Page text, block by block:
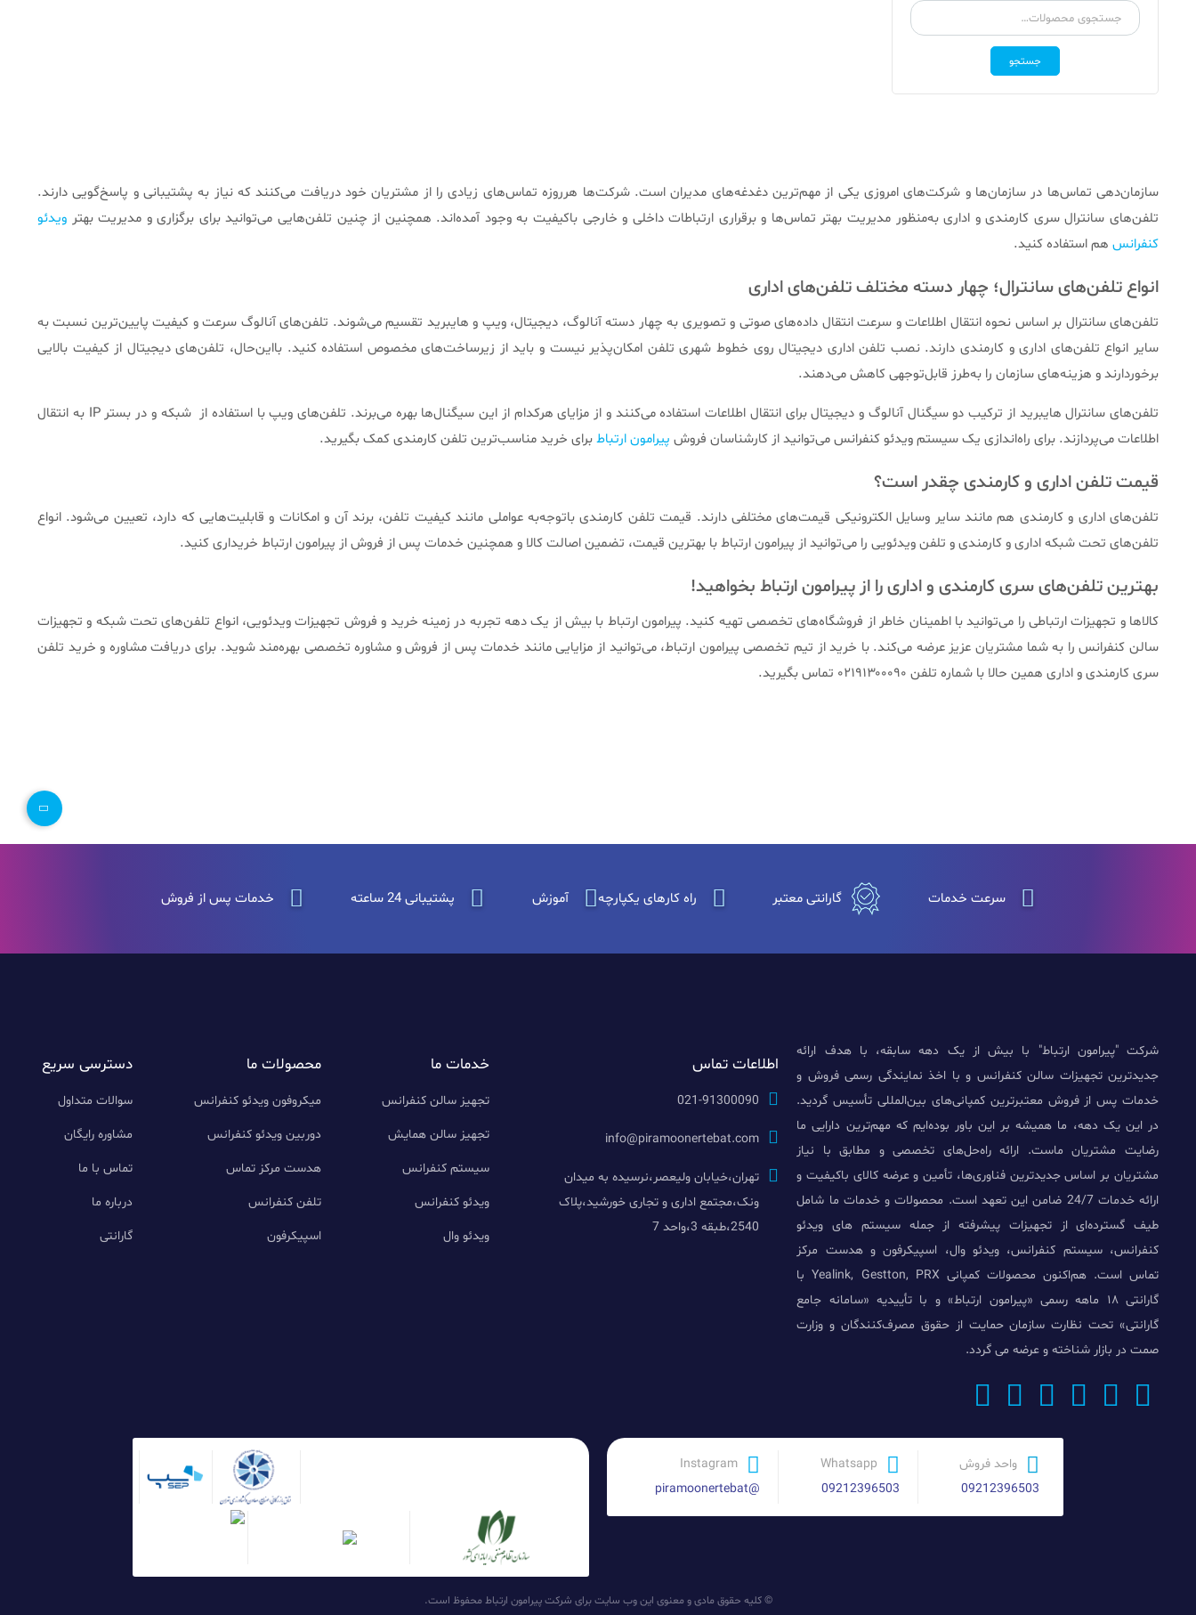
جستجو
برای:
جستجو
سازمان‌دهی تماس‌ها در سازمان‌ها و شرکت‌های امروزی یکی از مهم‌ترین دغدغه‌های مدیران است. شرکت‌ها هرروزه تماس‌های زیادی را از مشتریان خود دریافت می‌کنند که نیاز به پشتیبانی و پاسخ‌گویی دارند.
تلفن‌های سانترال سری کارمندی و اداری به‌منظور مدیریت بهتر تماس‌ها و برقراری ارتباطات داخلی و خارجی باکیفیت به وجود آمده‌اند. همچنین از چنین تلفن‌هایی می‌توانید برای برگزاری و مدیریت بهتر ویدئو
کنفرانس هم استفاده کنید.
انواع تلفن‌های سانترال؛ چهار دسته مختلف تلفن‌های اداری
تلفن‌های سانترال بر اساس نحوه انتقال اطلاعات و سرعت انتقال داده‌های صوتی و تصویری به چهار دسته آنالوگ، دیجیتال، ویپ و هایبرید تقسیم می‌شوند. تلفن‌های آنالوگ سرعت و کیفیت پایین‌ترین نسبت به
سایر انواع تلفن‌های اداری و کارمندی دارند. نصب تلفن اداری دیجیتال روی خطوط شهری تلفن امکان‌پذیر نیست و باید از زیرساخت‌های مخصوص استفاده کنید. بااین‌حال، تلفن‌های دیجیتال از کیفیت بالایی
برخوردارند و هزینه‌های سازمان را به‌طرز قابل‌توجهی کاهش می‌دهند.
تلفن‌های سانترال هایبرید از ترکیب دو سیگنال آنالوگ و دیجیتال برای انتقال اطلاعات استفاده می‌کنند و از مزایای هرکدام از این سیگنال‌ها بهره می‌برند. تلفن‌های ویپ با استفاده از شبکه و در بستر IP به انتقال
اطلاعات می‌پردازند. برای راه‌اندازی یک سیستم ویدئو کنفرانس می‌توانید از کارشناسان فروش پیرامون ارتباطبرای خرید مناسب‌ترین تلفن کارمندی کمک بگیرید.
قیمت تلفن اداری و کارمندی چقدر است؟
تلفن‌های اداری و کارمندی هم مانند سایر وسایل الکترونیکی قیمت‌های مختلفی دارند. قیمت تلفن کارمندی باتوجه‌به عواملی مانند کیفیت تلفن، برند آن و امکانات و قابلیت‌هایی که دارد، تعیین می‌شود. انواع
تلفن‌های تحت شبکه اداری و کارمندی و تلفن ویدئویی را می‌توانید از پیرامون ارتباط با بهترین قیمت، تضمین اصالت کالا و همچنین خدمات پس از فروش از پیرامون ارتباط خریداری کنید.
بهترین تلفن‌های سری کارمندی و اداری را از پیرامون ارتباط بخواهید!
کالاها و تجهیزات ارتباطی را می‌توانید با اطمینان خاطر از فروشگاه‌های تخصصی تهیه کنید. پیرامون ارتباط با بیش از یک دهه تجربه در زمینه خرید و فروش تجهیزات ویدئویی، انواع تلفن‌های تحت شبکه و تجهیزات
سالن کنفرانس را به شما مشتریان عزیز عرضه می‌کند. با خرید از تیم تخصصی پیرامون ارتباط، می‌توانید از مزایایی مانند خدمات پس از فروش و مشاوره تخصصی بهره‌مند شوید. برای دریافت مشاوره و خرید تلفن
سری کارمندی و اداری همین حالا با شماره تلفن ۰۲۱۹۱۳۰۰۰۹۰ تماس بگیرید.
سرعت خدمات گارانتی معتبر راه کارهای یکپارچه آموزش پشتیبانی 24 ساعته خدمات پس از فروش
شرکت "پیرامون ارتباط" با بیش از یک دهه سابقه، با هدف ارائه
جدیدترین تجهیزات سالن کنفرانس و با اخذ نمایندگی رسمی فروش و
خدمات پس از فروش معتبرترین کمپانی‌های بین‌المللی تأسیس گردید.
در این یک دهه، ما همیشه بر این باور بوده‌ایم که مهم‌ترین دارایی ما
رضایت مشتریان ماست. ارائه راه‌حل‌های تخصصی و مطابق با نیاز
مشتریان بر اساس جدیدترین فناوری‌ها، تأمین و عرضه کالای باکیفیت و
ارائه خدمات 24/7 ضامن این تعهد است. محصولات و خدمات ما شامل
طیف گسترده‌ای از تجهیزات پیشرفته از جمله سیستم های ویدئو
کنفرانس، سیستم کنفرانس، ویدئو وال، اسپیکرفون و هدست مرکز
تماس است. هم‌اکنون محصولات کمپانی Yealink, Gestton, PRX با
گارانتی ۱۸ ماهه رسمی «پیرامون ارتباط» و با تأییدیه «سامانه جامع
گارانتی» تحت نظارت سازمان حمایت از حقوق مصرف‌کنندگان و وزارت
صمت در بازار شناخته و عرضه می گردد.
اطلاعات تماس
021-91300090
info@piramoonertebat.com
تهران،خیابان ولیعصر،نرسیده به میدان
ونک،مجتمع اداری و تجاری خورشید،پلاک
2540،طبقه 3،واحد 7
خدمات ما
تجهیز سالن کنفرانس
تجهیز سالن همایش
سیستم کنفرانس
ویدئو کنفرانس
ویدئو وال
محصولات ما
میکروفون ویدئو کنفرانس
دوربین ویدئو کنفرانس
هدست مرکز تماس
تلفن کنفرانس
اسپیکرفون
دسترسی سریع
سوالات متداول
مشاوره رایگان
تماس با ما
درباره ما
گارانتی
واحد فروش
09212396503
Whatsapp
09212396503
Instagram
@piramoonertebat
© کلیه حقوق مادی و معنوی این وب سایت برای شرکت پیرامون ارتباط محفوظ است.